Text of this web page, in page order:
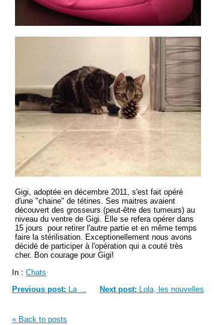
Gigi, adoptée en décembre 2011, s'est fait opéré
d'une "chaine" de tétines. Ses maitres avaient
découvert des grosseurs (peut-être des tumeurs) au
niveau du ventre de Gigi.
Elle se refera opérer dans
15 jours pour retirer l'autre partie et en même temps
faire la stérilisation.
Exceptionellement nous avons
décidé de participer à l'opération qui a couté très
cher. Bon courage pour Gigi!
In : Chats
Next post: Lola, les nouvelles
Previous post: La ...
« Back to posts